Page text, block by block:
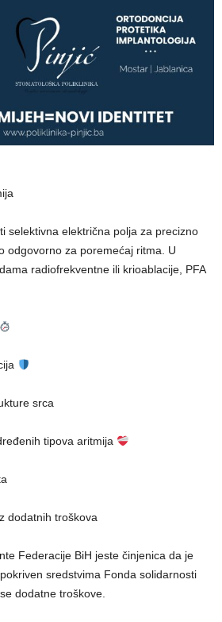
selektivna električna polja za precizno
odgovorno za poremećaj ritma. U
radiofrekventne ili krioablacije, PFA
srca
tipova aritmija
dodatnih troškova
Federacije BiH jeste činjenica da je
sredstvima Fonda solidarnosti
dodatne troškove.